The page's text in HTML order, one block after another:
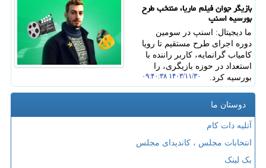
بازیگر جوان فیلم ماریا، منتخب طرح
بورسیه اسنپ
ما دیجیتال: اسنپ در سومین
دوره اجرای طرح مستقیم تا رویا
کامیاب گرانمایه، کاربر راننده با
استعداد در حوزه بازیگری، را
بورسیه کرد.
۱۴۰۳/۱۱/۳۰ ۰۹:۴۰:۳۸
دوستان ما
آتلیه دات کام
انتخابات مجلس ، کاندیدای مجلس
بک لینک